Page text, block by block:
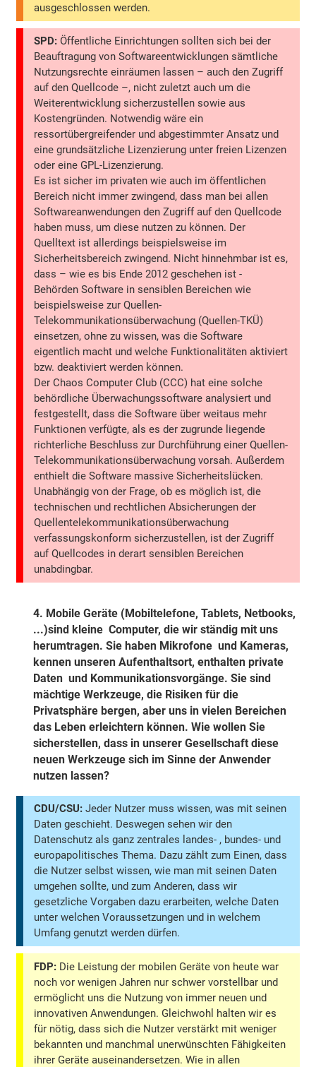
ausgeschlossen werden.
SPD: Öffentliche Einrichtungen sollten sich bei der
Beauftragung von Softwareentwicklungen sämtliche
Nutzungsrechte einräumen lassen – auch den Zugriff
auf den Quellcode –, nicht zuletzt auch um die
Weiterentwicklung sicherzustellen sowie aus
Kostengründen. Notwendig wäre ein
ressortübergreifender und abgestimmter Ansatz und
eine grundsätzliche Lizenzierung unter freien Lizenzen
oder eine GPL-Lizenzierung.
Es ist sicher im privaten wie auch im öffentlichen
Bereich nicht immer zwingend, dass man bei allen
Softwareanwendungen den Zugriff auf den Quellcode
haben muss, um diese nutzen zu können. Der
Quelltext ist allerdings beispielsweise im
Sicherheitsbereich zwingend. Nicht hinnehmbar ist es,
dass – wie es bis Ende 2012 geschehen ist ‑
Behörden Software in sensiblen Bereichen wie
beispielsweise zur Quellen-
Telekommunikationsüberwachung (Quellen-TKÜ)
einsetzen, ohne zu wissen, was die Software
eigentlich macht und welche Funktionalitäten aktiviert
bzw. deaktiviert werden können.
Der Chaos Computer Club (CCC) hat eine solche
behördliche Überwachungssoftware analysiert und
festgestellt, dass die Software über weitaus mehr
Funktionen verfügte, als es der zugrunde liegende
richterliche Beschluss zur Durchführung einer Quellen-
Telekommunikationsüberwachung vorsah. Außerdem
enthielt die Software massive Sicherheitslücken.
Unabhängig von der Frage, ob es möglich ist, die
technischen und rechtlichen Absicherungen der
Quellentelekommunikationsüberwachung
verfassungskonform sicherzustellen, ist der Zugriff
auf Quellcodes in derart sensiblen Bereichen
unabdingbar.
4. Mobile Geräte (Mobiltelefone, Tablets, Netbooks,
...)sind kleine Computer, die wir ständig mit uns
herumtragen. Sie haben Mikrofone und Kameras,
kennen unseren Aufenthaltsort, enthalten private
Daten und Kommunikationsvorgänge. Sie sind
mächtige Werkzeuge, die Risiken für die
Privatsphäre bergen, aber uns in vielen Bereichen
das Leben erleichtern können. Wie wollen Sie
sicherstellen, dass in unserer Gesellschaft diese
neuen Werkzeuge sich im Sinne der Anwender
nutzen lassen?
CDU/CSU: Jeder Nutzer muss wissen, was mit seinen
Daten geschieht. Deswegen sehen wir den
Datenschutz als ganz zentrales landes- , bundes- und
europapolitisches Thema. Dazu zählt zum Einen, dass
die Nutzer selbst wissen, wie man mit seinen Daten
umgehen sollte, und zum Anderen, dass wir
gesetzliche Vorgaben dazu erarbeiten, welche Daten
unter welchen Voraussetzungen und in welchem
Umfang genutzt werden dürfen.
FDP: Die Leistung der mobilen Geräte von heute war
noch vor wenigen Jahren nur schwer vorstellbar und
ermöglicht uns die Nutzung von immer neuen und
innovativen Anwendungen. Gleichwohl halten wir es
für nötig, dass sich die Nutzer verstärkt mit weniger
bekannten und manchmal unerwünschten Fähigkeiten
ihrer Geräte auseinandersetzen. Wie in allen